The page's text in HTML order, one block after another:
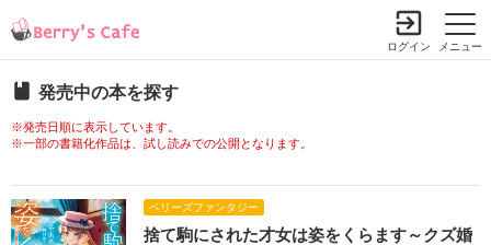
メニュー
ログイン
発売中の本を探す
※発売日順に表示しています。
※一部の書籍化作品は、試し読みでの公開となります。
ベリーズファンタジー
捨て駒にされた才女は姿をくらます～クズ婚